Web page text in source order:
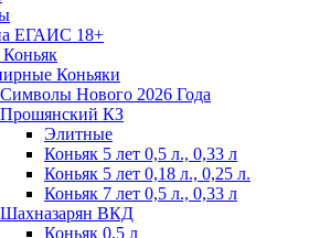
ЕГАИС 18+
Коньяки
Символы Нового 2026 Года
Прошянский КЗ
Элитные
Коньяк 5 лет 0,5 л., 0,33 л
Коньяк 5 лет 0,18 л., 0,25 л.
Коньяк 7 лет 0,5 л., 0,33 л
Шахназарян ВКД
Коньяк 0,5 л